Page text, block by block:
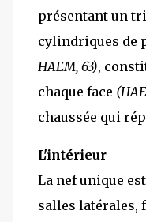
présentant un
cylindriques de
HAEM, 63),
chaque face
chaussée qui
L'intérieur
La nef unique
salles latérales,